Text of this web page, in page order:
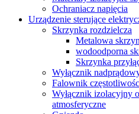
Ochraniacz napięcia
Urządzenie sterujące
Skrzynka rozdzielcza
Metalowa
wodoodporna
Skrzynka
Wyłącznik
Falownik
Wyłącznik izolacyjny
atmosferyczne